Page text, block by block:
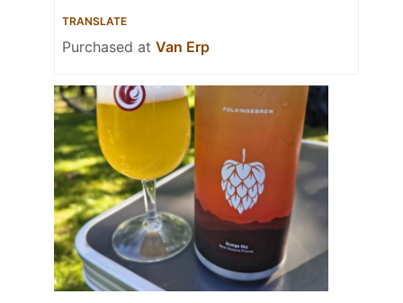
TRANSLATE
Purchased at Van Erp